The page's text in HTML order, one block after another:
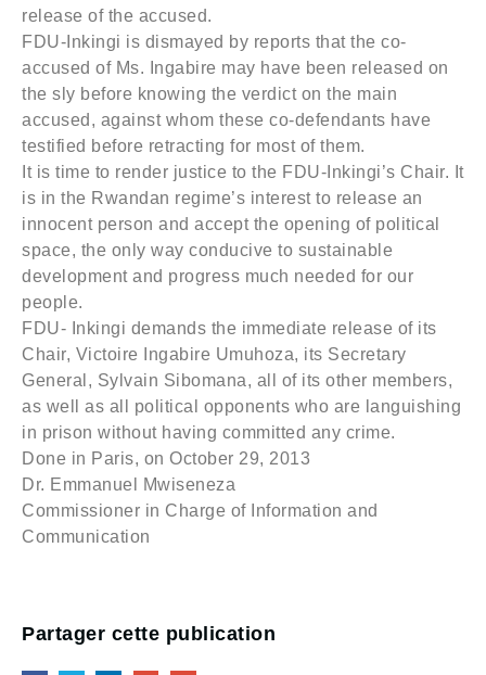
release of the accused.
FDU-Inkingi is dismayed by reports that the co-
accused of Ms. Ingabire may have been released on
the sly before knowing the verdict on the main
accused, against whom these co-defendants have
testified before retracting for most of them.
It is time to render justice to the FDU-Inkingi’s Chair. It
is in the Rwandan regime’s interest to release an
innocent person and accept the opening of political
space, the only way conducive to sustainable
development and progress much needed for our
people.
FDU- Inkingi demands the immediate release of its
Chair, Victoire Ingabire Umuhoza, its Secretary
General, Sylvain Sibomana, all of its other members,
as well as all political opponents who are languishing
in prison without having committed any crime.
Done in Paris, on October 29, 2013
Dr. Emmanuel Mwiseneza
Commissioner in Charge of Information and
Communication
Partager cette publication